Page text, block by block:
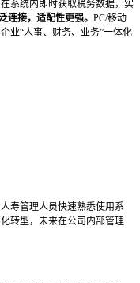
在系统内即时获取税务数据，实
连接，适配性更强。 PC/移动
业“人事、财务、业务”一体化
寿管理人员快速熟悉使用系
转型，未来在公司内部管理